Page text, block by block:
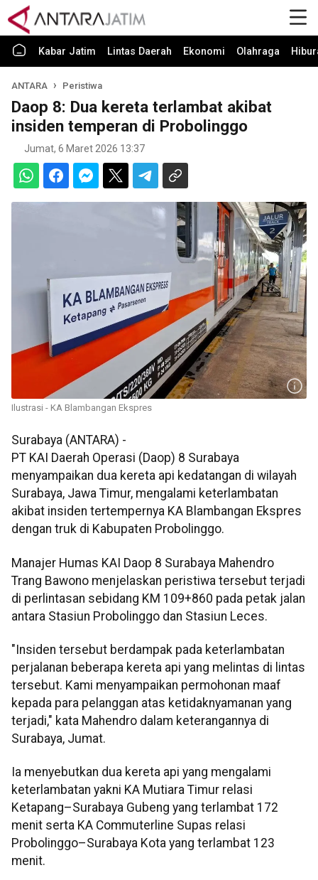
Kabar Jatim Lintas Daerah Ekonomi Olahraga
ANTARA Peristiwa
Daop 8: Dua kereta terlambat akibat
insiden temperan di Probolinggo
Jumat, 6 Maret 2026 13:37
Ilustrasi - KA Blambangan Ekspres
Surabaya (ANTARA) -
PT KAI Daerah Operasi (Daop) 8 Surabaya
menyampaikan dua kereta api kedatangan di wilayah
Surabaya, Jawa Timur, mengalami keterlambatan
akibat insiden tertempernya KA Blambangan Ekspres
dengan truk di Kabupaten Probolinggo.
Manajer Humas KAI Daop 8 Surabaya Mahendro
Trang Bawono menjelaskan peristiwa tersebut terjadi
di perlintasan sebidang KM 109+860 pada petak jalan
antara Stasiun Probolinggo dan Stasiun Leces.
"Insiden tersebut berdampak pada keterlambatan
perjalanan beberapa kereta api yang melintas di lintas
tersebut. Kami menyampaikan permohonan maaf
kepada para pelanggan atas ketidaknyamanan yang
terjadi," kata Mahendro dalam keterangannya di
Surabaya, Jumat.
Ia menyebutkan dua kereta api yang mengalami
keterlambatan yakni KA Mutiara Timur relasi
Ketapang–Surabaya Gubeng yang terlambat 172
menit serta KA Commuterline Supas relasi
Probolinggo–Surabaya Kota yang terlambat 123
menit.